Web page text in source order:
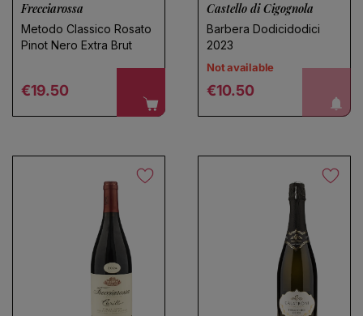
Frecciarossa
Metodo Classico Rosato
Pinot Nero Extra Brut
Regular price
€19.50
Castello di Cigognola
Barbera Dodicidodici
2023
Not available
Regular price
€10.50 notify me!